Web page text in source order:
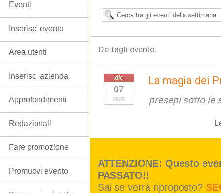
Dettagli evento:
dic
07
2025
La magia dei
presepi sotto le
ATTENZIONE: Questo
PASSATO!!
Sai se verrà riproposto?
Eventi
Inserisci evento
Area utenti
Inserisci azienda
Approfondimenti
Redazionali
Fare promozione
Promuovi evento